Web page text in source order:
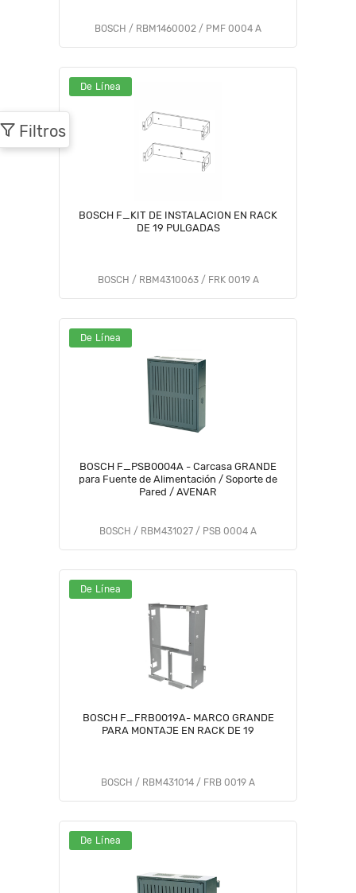
BOSCH / RBM1460002 / PMF 0004 A
De Línea
BOSCH F_KIT DE INSTALACION EN RACK
DE 19 PULGADAS
BOSCH / RBM4310063 / FRK 0019 A
De Línea
BOSCH F_PSB0004A - Carcasa GRANDE
para Fuente de Alimentación / Soporte de
Pared / AVENAR
BOSCH / RBM431027 / PSB 0004 A
De Línea
BOSCH F_FRB0019A- MARCO GRANDE
PARA MONTAJE EN RACK DE 19
BOSCH / RBM431014 / FRB 0019 A
De Línea
Filtros